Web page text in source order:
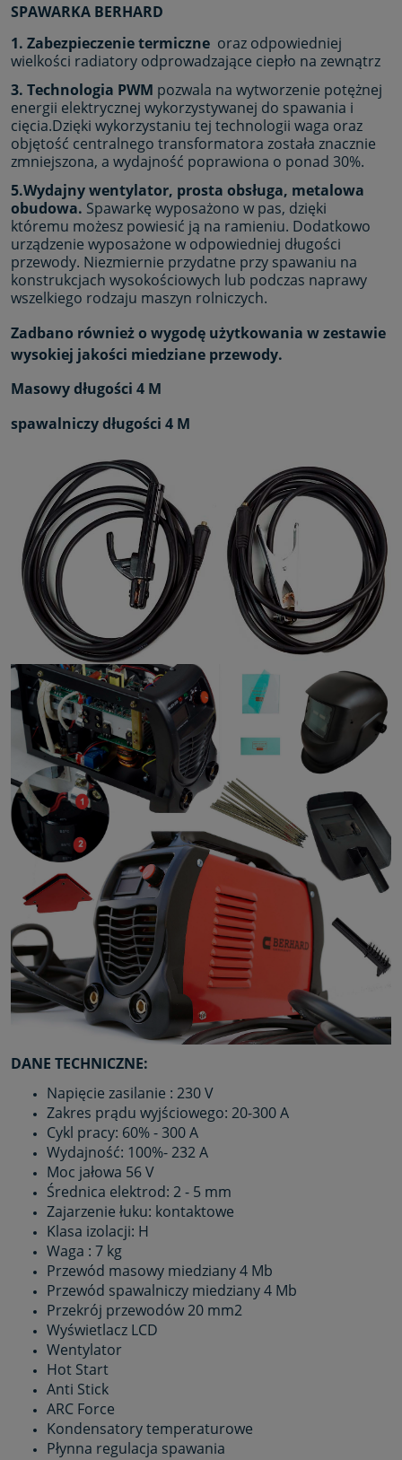
SPAWARKA BERHARD
1. Zabezpieczenie termiczne oraz odpowiedniej
wielkości radiatory odprowadzające ciepło na zewnątrz
3. Technologia PWM pozwala na wytworzenie potężnej
energii elektrycznej wykorzystywanej do spawania i
cięcia.Dzięki wykorzystaniu tej technologii waga oraz
objętość centralnego transformatora została znacznie
zmniejszona, a wydajność poprawiona o ponad 30%.
5.Wydajny wentylator, prosta obsługa, metalowa
obudowa. Spawarkę wyposażono w pas, dzięki
któremu możesz powiesić ją na ramieniu. Dodatkowo
urządzenie wyposażone w odpowiedniej długości
przewody. Niezmiernie przydatne przy spawaniu na
konstrukcjach wysokościowych lub podczas naprawy
wszelkiego rodzaju maszyn rolniczych.
Zadbano również o wygodę użytkowania w zestawie
wysokiej jakości miedziane przewody.
Masowy długości 4 M
spawalniczy długości 4 M
DANE TECHNICZNE:
Napięcie zasilanie : 230 V
Zakres prądu wyjściowego: 20-300 A
Cykl pracy: 60% - 300 A
Wydajność: 100%- 232 A
Moc jałowa 56 V
Średnica elektrod: 2 - 5 mm
Zajarzenie łuku: kontaktowe
Klasa izolacji: H
Waga : 7 kg
Przewód masowy miedziany 4 Mb
Przewód spawalniczy miedziany 4 Mb
Przekrój przewodów 20 mm2
Wyświetlacz LCD
Wentylator
Hot Start
Anti Stick
ARC Force
Kondensatory temperaturowe
Płynna regulacja spawania